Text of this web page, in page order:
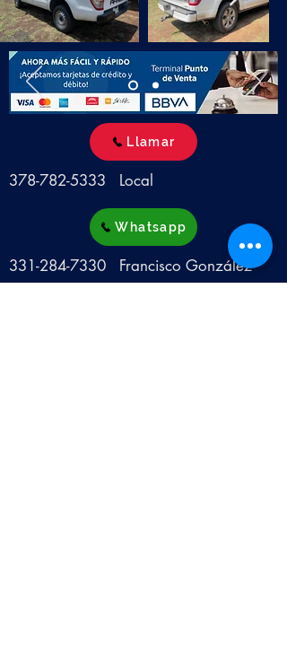
Llamar
378-782-5333 Local
Whatsapp
331-284-7330 Francisco González